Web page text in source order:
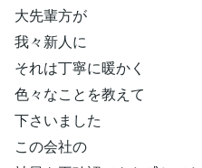
大先輩方が
我々新人に
それは丁寧に暖かく
色々なことを教えて
下さいました
この会社の